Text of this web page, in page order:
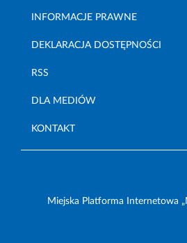
INFORMACJE PRAWNE
DEKLARACJA DOSTĘPNOŚCI
RSS
DLA MEDIÓW
KONTAKT
Miejska Platforma Internetowa